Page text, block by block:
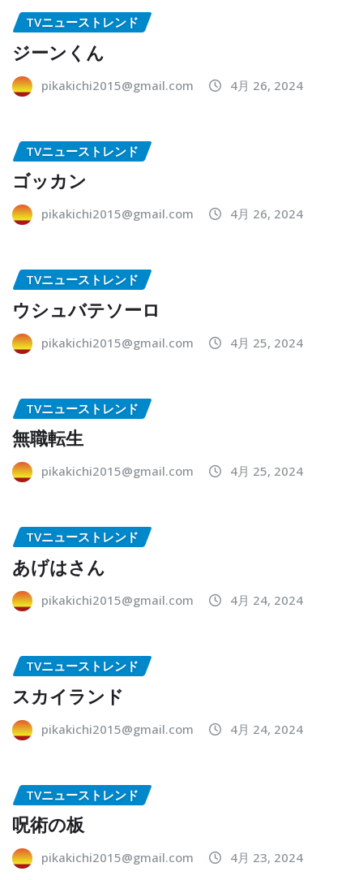
TVニューストレンド
ジーンくん
pikakichi2015@gmail.com 4月 26, 2024
TVニューストレンド
ゴッカン
pikakichi2015@gmail.com 4月 26, 2024
TVニューストレンド
ウシュバテソーロ
pikakichi2015@gmail.com 4月 25, 2024
TVニューストレンド
無職転生
pikakichi2015@gmail.com 4月 25, 2024
TVニューストレンド
あげはさん
pikakichi2015@gmail.com 4月 24, 2024
TVニューストレンド
スカイランド
pikakichi2015@gmail.com 4月 24, 2024
TVニューストレンド
呪術の板
pikakichi2015@gmail.com 4月 23, 2024